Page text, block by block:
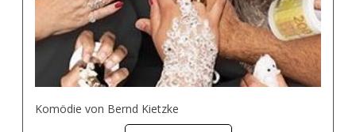
Komödie von Bernd Kietzke